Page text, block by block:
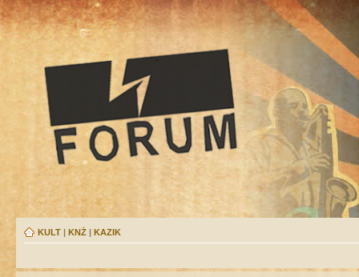
KULT | KNŻ | KAZIK